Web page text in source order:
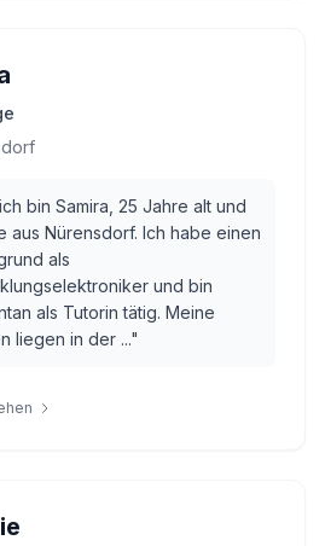
bin Samira, 25 Jahre alt und
aus Nürensdorf. Ich habe einen
als
und bin
als Tutorin tätig. Meine
liegen in der ..."